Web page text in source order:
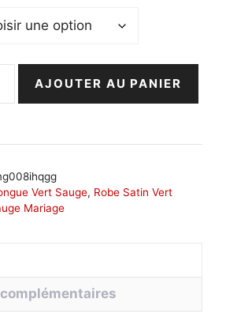
quantité
verte
élégante
et
AJOUTER AU PANIER
Vert Sauge, Robe Satin Vert
Mariage